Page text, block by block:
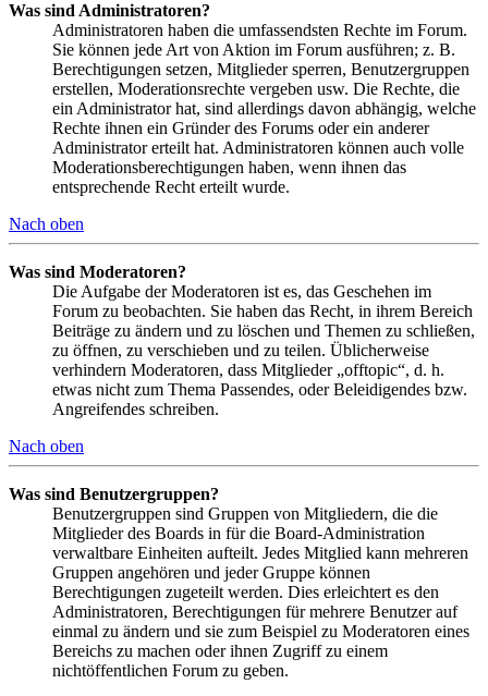
Was sind Administratoren?
Administratoren haben die umfassendsten Rechte im Forum.
Sie können jede Art von Aktion im Forum ausführen; z. B.
Berechtigungen setzen, Mitglieder sperren, Benutzergruppen
erstellen, Moderationsrechte vergeben usw. Die Rechte, die
ein Administrator hat, sind allerdings davon abhängig, welche
Rechte ihnen ein Gründer des Forums oder ein anderer
Administrator erteilt hat. Administratoren können auch volle
Moderationsberechtigungen haben, wenn ihnen das
entsprechende Recht erteilt wurde.
Nach oben
Was sind Moderatoren?
Die Aufgabe der Moderatoren ist es, das Geschehen im
Forum zu beobachten. Sie haben das Recht, in ihrem Bereich
Beiträge zu ändern und zu löschen und Themen zu schließen,
zu öffnen, zu verschieben und zu teilen. Üblicherweise
verhindern Moderatoren, dass Mitglieder „offtopic“, d. h.
etwas nicht zum Thema Passendes, oder Beleidigendes bzw.
Angreifendes schreiben.
Nach oben
Was sind Benutzergruppen?
Benutzergruppen sind Gruppen von Mitgliedern, die die
Mitglieder des Boards in für die Board-Administration
verwaltbare Einheiten aufteilt. Jedes Mitglied kann mehreren
Gruppen angehören und jeder Gruppe können
Berechtigungen zugeteilt werden. Dies erleichtert es den
Administratoren, Berechtigungen für mehrere Benutzer auf
einmal zu ändern und sie zum Beispiel zu Moderatoren eines
Bereichs zu machen oder ihnen Zugriff zu einem
nichtöffentlichen Forum zu geben.